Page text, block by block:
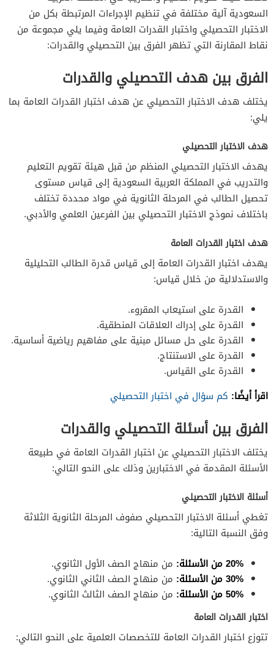
السعودية آلية مختلفة في تنظيم الإجراءات المرتبطة بكل من
الاختبار التحصيلي واختبار القدرات العامة وفيما يلي مجموعة من
نقاط المقارنة التي تظهر الفرق بين التحصيلي والقدرات:
الفرق بين هدف التحصيلي والقدرات
يختلف هدف الاختبار التحصيلي عن هدف اختبار القدرات العامة بما
يلي:
هدف الاختبار التحصيلي
يهدف الاختبار التحصيلي المنظم من قبل هيئة تقويم التعليم
والتدريب في المملكة العربية السعودية إلى قياس مستوى
تحصيل الطالب في المرحلة الثانوية في مواد محددة تختلف
باختلاف نموذج الاختبار التحصيلي بين الفرعين العلمي والأدبي.
هدف اختبار القدرات العامة
يهدف اختبار القدرات العامة إلى قياس قدرة الطالب التحليلية
والاستدلالية من خلال قياس:
القدرة على استيعاب المقروء.
القدرة على إدراك العلاقات المنطقية.
القدرة على حل مسائل مبنية على مفاهيم رياضية أساسية.
القدرة على الاستنتاج.
القدرة على القياس.
اقرأ أيضًا: كم سؤال في اختبار التحصيلي
الفرق بين أسئلة التحصيلي والقدرات
يختلف الاختبار التحصيلي عن اختبار القدرات العامة في طبيعة
الأسئلة المقدمة في الاختبارين وذلك على النحو التالي:
أسئلة الاختبار التحصيلي
تغطي أسئلة الاختبار التحصيلي صفوف المرحلة الثانوية الثلاثة
وفق النسبة التالية:
20% من الأسئلة:
من منهاج الصف الأول الثانوي.
30% من الأسئلة:
من منهاج الصف الثاني الثانوي.
50% من الأسئلة:
من منهاج الصف الثالث الثانوي.
اختبار القدرات العامة
تتوزع اختبار القدرات العامة للتخصصات العلمية على النحو التالي: